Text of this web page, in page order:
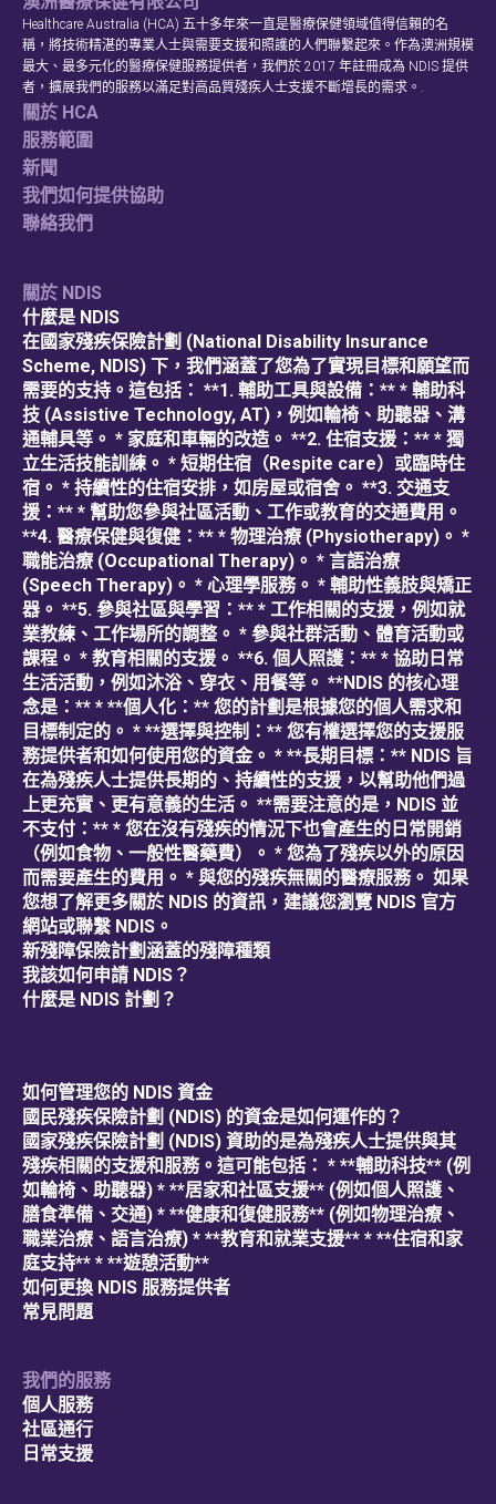
Healthcare Australia (HCA) 五十多年來一直是醫療保健領域值得信賴的名
稱，將技術精湛的專業人士與需要支援和照護的人們聯繫起來。作為澳洲規模
最大、最多元化的醫療保健服務提供者，我們於 2017 年註冊成為 NDIS 提供
者，擴展我們的服務以滿足對高品質殘疾人士支援不斷增長的需求。.
關於 HCA
服務範圍
新聞
我們如何提供協助
聯絡我們
關於 NDIS
什麼是 NDIS
在國家殘疾保險計劃 (National Disability Insurance
Scheme, NDIS) 下，我們涵蓋了您為了實現目標和願望而
需要的支持。這包括： **1. 輔助工具與設備：** * 輔助科
技 (Assistive Technology, AT)，例如輪椅、助聽器、溝
通輔具等。 * 家庭和車輛的改造。 **2. 住宿支援：** * 獨
立生活技能訓練。 * 短期住宿（Respite care）或臨時住
宿。 * 持續性的住宿安排，如房屋或宿舍。 **3. 交通支
援：** * 幫助您參與社區活動、工作或教育的交通費用。
**4. 醫療保健與復健：** * 物理治療 (Physiotherapy)。 *
職能治療 (Occupational Therapy)。 * 言語治療
(Speech Therapy)。 * 心理學服務。 * 輔助性義肢與矯正
器。 **5. 參與社區與學習：** * 工作相關的支援，例如就
業教練、工作場所的調整。 * 參與社群活動、體育活動或
課程。 * 教育相關的支援。 **6. 個人照護：** * 協助日常
生活活動，例如沐浴、穿衣、用餐等。 **NDIS 的核心理
念是：** * **個人化：** 您的計劃是根據您的個人需求和
目標制定的。 * **選擇與控制：** 您有權選擇您的支援服
務提供者和如何使用您的資金。 * **長期目標：** NDIS 旨
在為殘疾人士提供長期的、持續性的支援，以幫助他們過
上更充實、更有意義的生活。 **需要注意的是，NDIS 並
不支付：** * 您在沒有殘疾的情況下也會產生的日常開銷
（例如食物、一般性醫藥費）。 * 您為了殘疾以外的原因
而需要產生的費用。 * 與您的殘疾無關的醫療服務。 如果
您想了解更多關於 NDIS 的資訊，建議您瀏覽 NDIS 官方
網站或聯繫 NDIS。
新殘障保險計劃涵蓋的殘障種類
我該如何申請 NDIS？
什麼是 NDIS 計劃？
如何管理您的 NDIS 資金
國民殘疾保險計劃 (NDIS) 的資金是如何運作的？
國家殘疾保險計劃 (NDIS) 資助的是為殘疾人士提供與其
殘疾相關的支援和服務。這可能包括： * **輔助科技** (例
如輪椅、助聽器) * **居家和社區支援** (例如個人照護、
膳食準備、交通) * **健康和復健服務** (例如物理治療、
職業治療、語言治療) * **教育和就業支援** * **住宿和家
庭支持** * **遊憩活動**
如何更換 NDIS 服務提供者
常見問題
我們的服務
個人服務
社區通行
日常支援